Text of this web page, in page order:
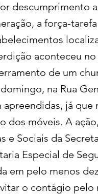
descumprimento
a força-
aconteceu
de um
na Rua
já que
móveis. A
e Sociais da
Especial de
em pelo menos
o contágio pelo